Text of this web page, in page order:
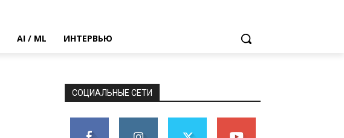
AI / ML ИНТЕРВЬЮ
СОЦИАЛЬНЫЕ СЕТИ